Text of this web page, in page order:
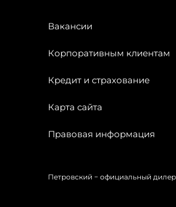
Вакансии
Корпоративным клиентам
Кредит и страхование
Карта сайта
Правовая информация
Петровский − официальный